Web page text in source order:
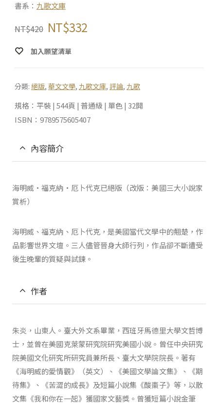
書系： 九歌文庫
NT$420 NT$332
加入願望清單
分類: 絕版, 華文文學, 九歌文庫, 評論, 九歌
規格：平裝 | 544頁 | 普通級 | 單色 | 32開
ISBN：9789575605407
內容簡介
海明威‧福克納‧厄卜代克已絕版（改版：美國三大小說家
賞析）
海明威、福克納、厄卜代克，是美國當代文學中的翹楚，作
品影響世界文壇。三人儘管晉身大師行列，作品卻不斷遭受
後生晚輩的質疑與試鍊。
作者
朱炎，山東人。臺大外文系畢業，西班牙馬德里大學文哲博
士，並曾在美國克萊蒙研究院研究美國小說。曾任中央研究
院美國文化研究所研究員兼所長、臺大文學院院長。著有
《海明威的愛情觀》（英文）、《美國文學論文集》、《期
待集》、《苦澀的成長》及短篇小說集《酸棗子》等，以散
文集《我和你在一起》獲國家文藝獎。曾獲短篇小說金筆